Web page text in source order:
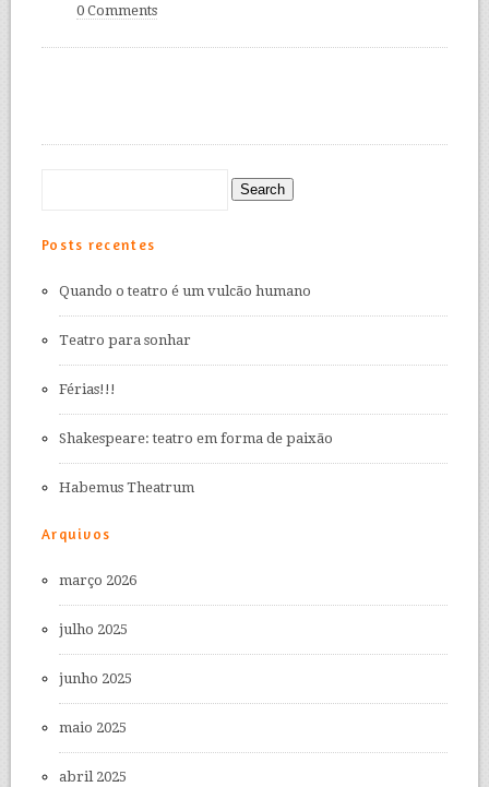
0 Comments
Posts recentes
Quando o teatro é um vulcão humano
Teatro para sonhar
Férias!!!
Shakespeare: teatro em forma de paixão
Habemus Theatrum
Arquivos
março 2026
julho 2025
junho 2025
maio 2025
abril 2025